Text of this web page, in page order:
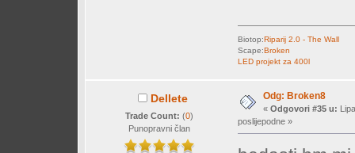
Biotop:Riparij 2.0 - The Wall
Scape:Broken
LED projekt za 400l
Dellete
Trade Count: (0)
Punopravni član
Odg: Broken8
« Odgovori #35 u:
poslijepodne »